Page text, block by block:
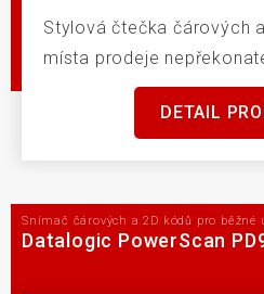
Stylová čtečka čárových
místa prodeje
DETAIL
Snímač čárových a 2D kódů pro běžné
Datalogic PowerScan